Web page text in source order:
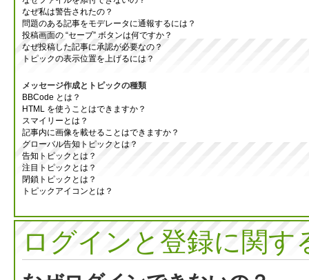
なぜ私は警告されたの？
問題のある記事をモデレータに通報するには？
投稿画面の “セーブ” ボタンは何ですか？
なぜ投稿した記事に承認が必要なの？
トピックの表示位置を上げるには？
メッセージ作成とトピックの種類
BBCode とは？
HTML を使うことはできますか？
スマイリーとは？
記事内に画像を載せることはできますか？
グローバル告知トピックとは？
告知トピックとは？
注目トピックとは？
閉鎖トピックとは？
トピックアイコンとは？
ログインと登録に関す